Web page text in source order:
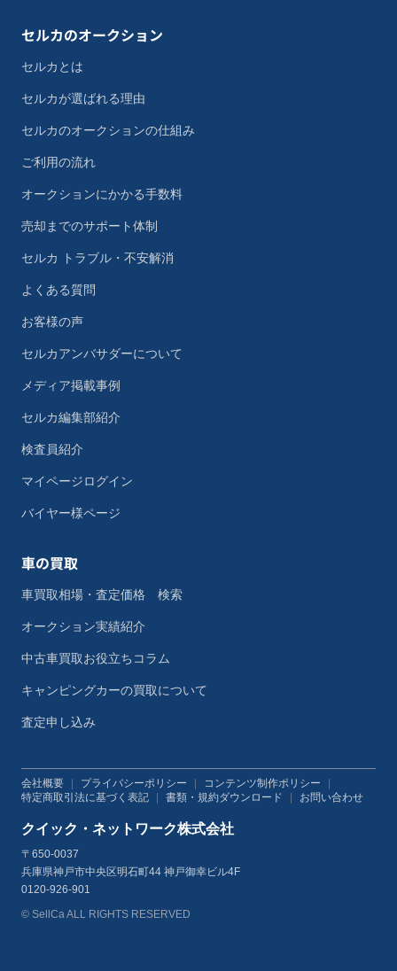
セルカのオークション
セルカとは
セルカが選ばれる理由
セルカのオークションの仕組み
ご利用の流れ
オークションにかかる手数料
売却までのサポート体制
セルカ トラブル・不安解消
よくある質問
お客様の声
セルカアンバサダーについて
メディア掲載事例
セルカ編集部紹介
検査員紹介
マイページログイン
バイヤー様ページ
車の買取
車買取相場・査定価格 検索
オークション実績紹介
中古車買取お役立ちコラム
キャンピングカーの買取について
査定申し込み
会社概要 プライバシーポリシー コンテンツ制作ポリシー
特定商取引法に基づく表記
書類・規約ダウンロード お問い合わせ
クイック・ネットワーク株式会社
〒650-0037
兵庫県神戸市中央区明石町44 神戸御幸ビル4F
0120-926-901
© SellCa ALL RIGHTS RESERVED